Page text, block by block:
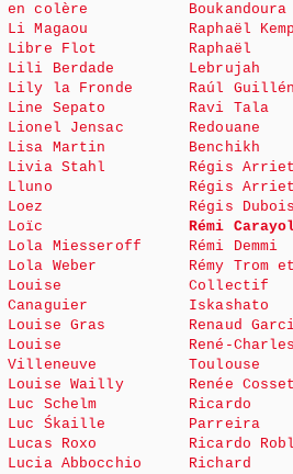
en colère
Li Magaou
Libre Flot
Lili Berdade
Lily la Fronde
Line Sepato
Lionel Jensac
Lisa Martin
Livia Stahl
Lluno
Loez
Loïc
Lola Miesseroff
Lola Weber
Louise
Canaguier
Louise Gras
Louise
Villeneuve
Louise Wailly
Luc Schelm
Luc Śkaille
Lucas Roxo
Lucia Abbocchio
Boukandoura
Raphaël
Raphaël
Lebrujah
Raúl Guillén
Ravi Tala
Redouane
Benchikh
Régis Arriet
Régis Arriet
Régis Dubois
Rémi
Rémi Demmi
Rémy Trom et
Collectif
Iskashato
Renaud
René-Charles
Toulouse
Renée
Ricardo
Parreira
Ricardo
Richard